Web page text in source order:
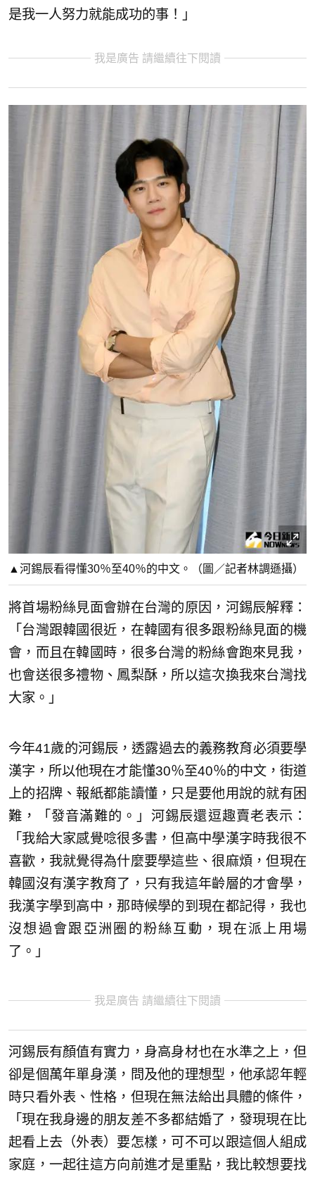
是我一人努力就能成功的事！」
我是廣告 請繼續往下閱讀
▲河錫辰看得懂30％至40％的中文。（圖／記者林調遜攝）
將首場粉絲見面會辦在台灣的原因，河錫辰解釋：
「台灣跟韓國很近，在韓國有很多跟粉絲見面的機
會，而且在韓國時，很多台灣的粉絲會跑來見我，
也會送很多禮物、鳳梨酥，所以這次換我來台灣找
大家。」
今年41歲的河錫辰，透露過去的義務教育必須要學
漢字，所以他現在才能懂30％至40％的中文，街道
上的招牌、報紙都能讀懂，只是要他用說的就有困
難，「發音滿難的。」河錫辰還逗趣賣老表示：
「我給大家感覺唸很多書，但高中學漢字時我很不
喜歡，我就覺得為什麼要學這些、很麻煩，但現在
韓國沒有漢字教育了，只有我這年齡層的才會學，
我漢字學到高中，那時候學的到現在都記得，我也
沒想過會跟亞洲圈的粉絲互動，現在派上用場
了。」
我是廣告 請繼續往下閱讀
河錫辰有顏值有實力，身高身材也在水準之上，但
卻是個萬年單身漢，問及他的理想型，他承認年輕
時只看外表、性格，但現在無法給出具體的條件，
「現在我身邊的朋友差不多都結婚了，發現現在比
起看上去（外表）要怎樣，可不可以跟這個人組成
家庭，一起往這方向前進才是重點，我比較想要找